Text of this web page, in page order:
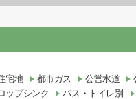
宅地 都市ガス 公営水道
ップシンク バス・トイレ別